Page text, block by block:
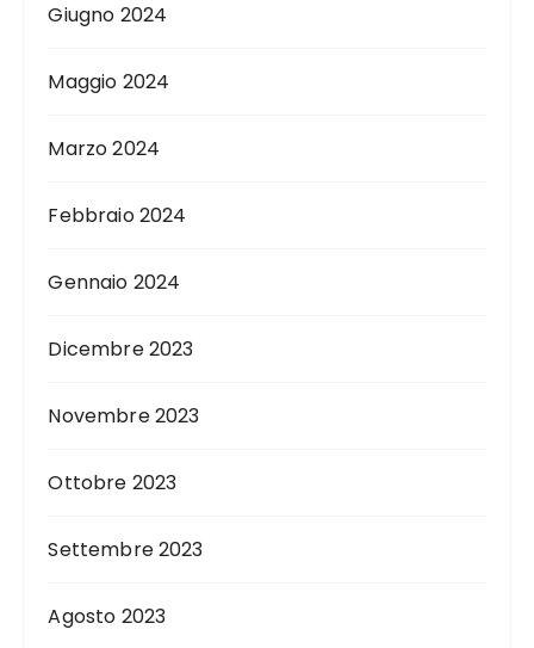
Giugno 2024
Maggio 2024
Marzo 2024
Febbraio 2024
Gennaio 2024
Dicembre 2023
Novembre 2023
Ottobre 2023
Settembre 2023
Agosto 2023